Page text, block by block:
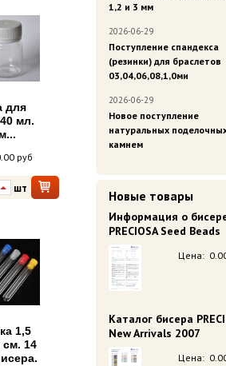
1,2 и 3 мм
2026-06-29
Поступление спандекса
(резинки) для браслетов
03,04,06,08,1,0ми
2026-06-29
Новое поступление
натуральных
камнем
Новые товары
Информация о
PRECIOSA Seed Beads
Цена:
Каталог бисера
New Arrivals 2007
Цена:
для
мл.
руб
шт
1,5
см. 14